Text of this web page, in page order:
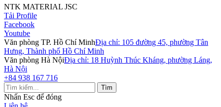
NTK MATERIAL JSC
Tải Profile
Facebook
Youtube
Văn phòng TP. Hồ Chí MinhĐịa chỉ: 105 đường 45, phường Tân
Hưng, Thành phố Hồ Chí Minh
Văn phòng Hà NộiĐịa chỉ: 18 Huỳnh Thúc Kháng, phường Láng,
Hà Nội
+84 938 167 716
Tìm
Nhấn Esc để đóng